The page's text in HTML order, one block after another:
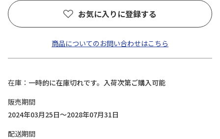
お気に入りに登録する
商品についてのお問い合わせはこちら
在庫
一時的に在庫切れです。入荷次第ご購入可能
販売期間
2024年03月25日～2028年07月31日
配送期間